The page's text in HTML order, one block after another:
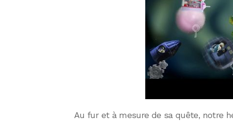
Au fur et à mesure de sa quête, notre